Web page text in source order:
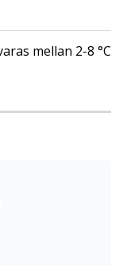
mellan 2-8 °C